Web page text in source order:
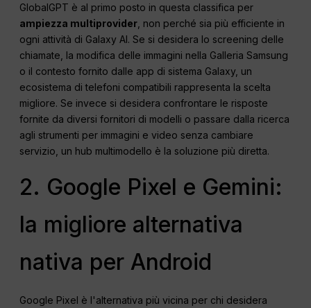
GlobalGPT è al primo posto in questa classifica per
ampiezza multiprovider , non perché sia più efficiente in
ogni attività di Galaxy AI. Se si desidera lo screening delle
chiamate, la modifica delle immagini nella Galleria Samsung
o il contesto fornito dalle app di sistema Galaxy, un
ecosistema di telefoni compatibili rappresenta la scelta
migliore. Se invece si desidera confrontare le risposte
fornite da diversi fornitori di modelli o passare dalla ricerca
agli strumenti per immagini e video senza cambiare
servizio, un hub multimodello è la soluzione più diretta.
2. Google Pixel e Gemini:
la migliore alternativa
nativa per Android
Google Pixel è l'alternativa più vicina per chi desidera